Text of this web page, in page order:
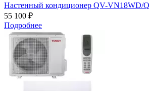
Настенный кондиционер QV-VN18WD/
55 100 ₽
Подробнее